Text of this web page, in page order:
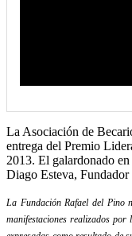
La Asociación de
entrega del Premio
2013. El galardonado
Diago Esteva,
La Fundación Rafael del Pino
manifestaciones realizados por